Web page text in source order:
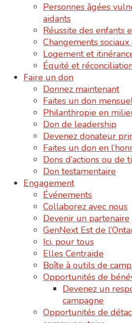
Personnes âgées
aidants
Réussite des enfants
Changements
Logement et
Équité et
Faire un don
Donnez maintenant
Faites un don
Philanthropie en
Don de leadership
Devenez donateur
Faites un don en
Dons d’actions ou de
Don testamentaire
Engagement
Événements
Collaborez avec nous
Devenir un partenaire
GenNext Est de
Ici, pour tous
Elles Centraide
Boîte à outils de
Opportunités de
Devenez un
campagne
Opportunités de